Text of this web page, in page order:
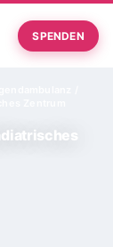
SPENDEN